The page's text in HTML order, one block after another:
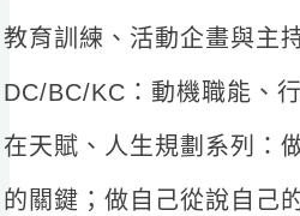
教育訓練、活動企畫與主
DC/BC/KC：動機職能、
在天賦、人生規劃系列：
的關鍵；做自己從說自己